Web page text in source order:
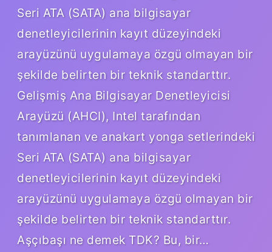
Seri ATA (SATA) ana bilgisayar
denetleyicilerinin kayıt düzeyindeki
arayüzünü uygulamaya özgü olmayan bir
şekilde belirten bir teknik standarttır.
Gelişmiş Ana Bilgisayar Denetleyicisi
Arayüzü (AHCI), Intel tarafından
tanımlanan ve anakart yonga setlerindeki
Seri ATA (SATA) ana bilgisayar
denetleyicilerinin kayıt düzeyindeki
arayüzünü uygulamaya özgü olmayan bir
şekilde belirten bir teknik standarttır.
Aşçıbaşı ne demek TDK? Bu, bir…